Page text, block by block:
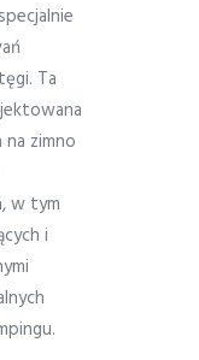
Ta
zimno
w tym
i